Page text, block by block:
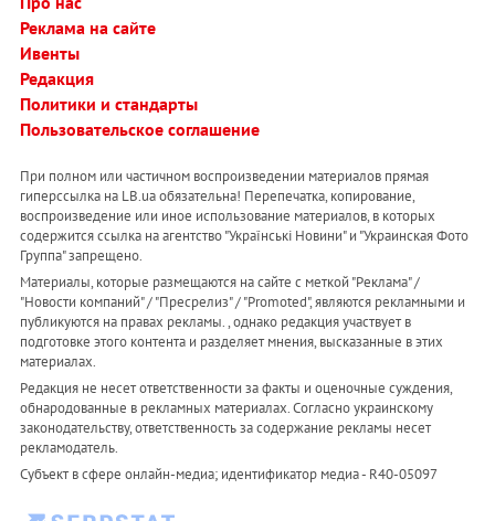
Реклама на сайте
Ивенты
Редакция
Политики и стандарты
Пользовательское соглашение
При полном или частичном воспроизведении материалов прямая
гиперссылка на LB.ua обязательна! Перепечатка, копирование,
воспроизведение или иное использование материалов, в которых
содержится ссылка на агентство "Українськi Новини" и "Украинская Фото
Группа" запрещено.
Материалы, которые размещаются на сайте с меткой "Реклама" /
"Новости компаний" / "Пресрелиз" / "Promoted", являются рекламными и
публикуются на правах рекламы. , однако редакция участвует в
подготовке этого контента и разделяет мнения, высказанные в этих
материалах.
Редакция не несет ответственности за факты и оценочные суждения,
обнародованные в рекламных материалах. Согласно украинскому
законодательству, ответственность за содержание рекламы несет
рекламодатель.
Субъект в сфере онлайн-медиа; идентификатор медиа - R40-05097